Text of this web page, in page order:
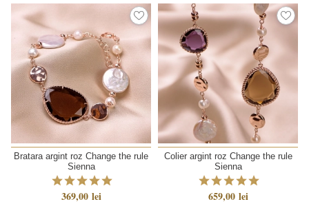
Bratara argint roz Change the rule
Sienna
369,00 lei
Colier argint roz Change the rule
Sienna
659,00 lei